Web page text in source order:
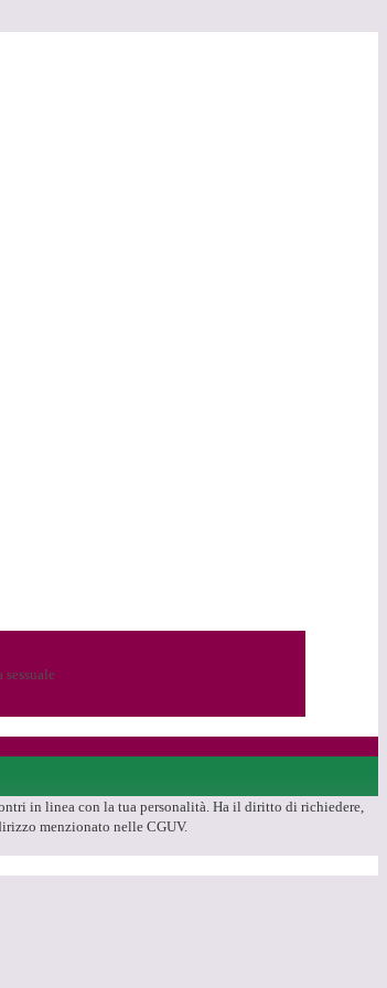
in linea con la tua personalità. Ha il diritto di richiedere,
menzionato nelle CGUV.